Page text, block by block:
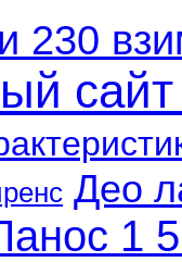
230
сайт
Део
1